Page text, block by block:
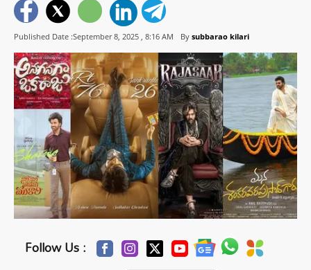
Published Date :September 8, 2025 , 8:16 AM By subbarao kilari
Follow Us :